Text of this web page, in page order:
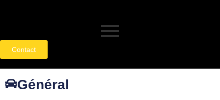
Contact
Général